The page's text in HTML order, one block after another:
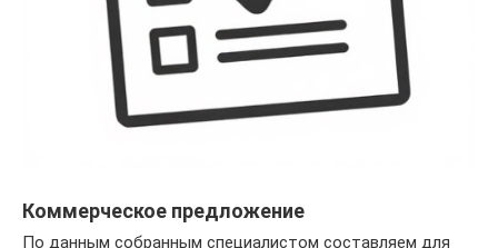
Коммерческое предложение
По данным собранным специалистом составляем для